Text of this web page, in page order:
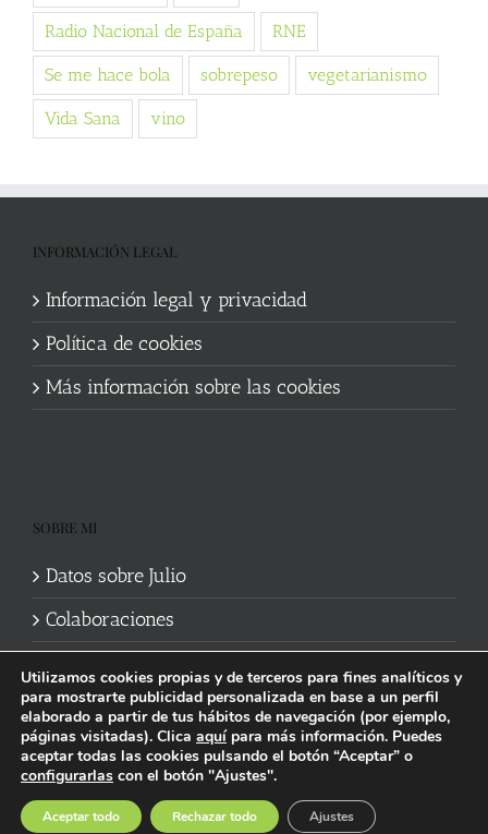
Radio Nacional de España RNE
Se me hace bola sobrepeso vegetarianismo
Vida Sana vino
INFORMACIÓN LEGAL
Información legal y privacidad
Política de cookies
Más información sobre las cookies
SOBRE MI
Datos sobre Julio
Colaboraciones
Política de cookies | Información legal y privacidad
| Web mantenida
porStudi7
Facebook YouTubeInstagramSpotify
BlueskyThreads
Utilizamos cookies propias y de terceros para fines analíticos y
para mostrarte publicidad personalizada en base a un perfil
elaborado a partir de tus hábitos de navegación (por ejemplo,
páginas visitadas). Clica aquípara más información. Puedes
aceptar todas las cookies pulsando el botón “Aceptar” o
configurarlas con el botón "Ajustes".
Aceptar todo Rechazar todo Ajustes